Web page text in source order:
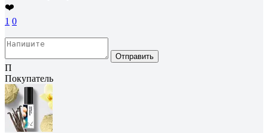
❤️
1 0
Отправить
П
Покупатель